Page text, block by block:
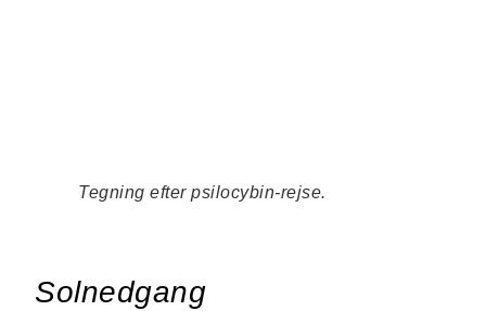
Tegning efter psilocybin-rejse.
Solnedgang